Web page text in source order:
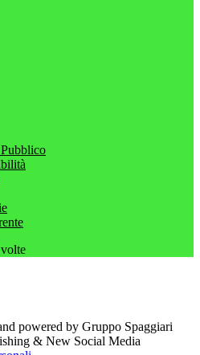
volte
powered by Gruppo Spaggiari
& New Social Media